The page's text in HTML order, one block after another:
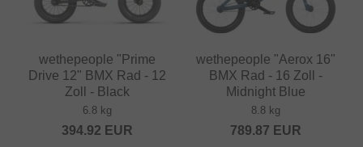
wethepeople "Prime
Drive 12" BMX Rad - 12
Zoll - Black
6.8 kg
394.92 EUR
wethepeople "Aerox 16"
BMX Rad - 16 Zoll -
Midnight Blue
8.8 kg
789.87 EUR